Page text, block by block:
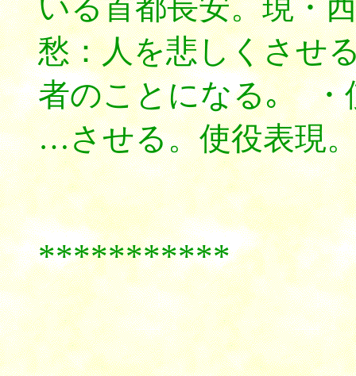
いる首都長安。現
愁：人を悲しくさせ
者のことになる｡
…させる。使役表現
***********